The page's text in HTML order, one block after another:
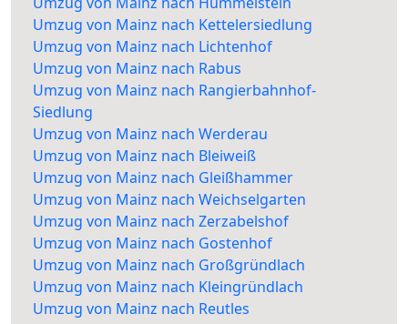
Umzug von Mainz nach Kettelersiedlung
Umzug von Mainz nach Lichtenhof
Umzug von Mainz nach Rabus
Umzug von Mainz nach Rangierbahnhof-
Siedlung
Umzug von Mainz nach Werderau
Umzug von Mainz nach Bleiweiß
Umzug von Mainz nach Gleißhammer
Umzug von Mainz nach Weichselgarten
Umzug von Mainz nach Zerzabelshof
Umzug von Mainz nach Gostenhof
Umzug von Mainz nach Großgründlach
Umzug von Mainz nach Kleingründlach
Umzug von Mainz nach Reutles